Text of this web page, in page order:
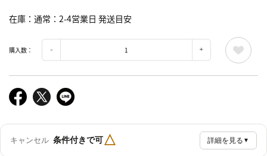
在庫 通常：2-4営業日 発送目安
購入数：
キャンセル 条件付きで可△ 詳細を見る ▼